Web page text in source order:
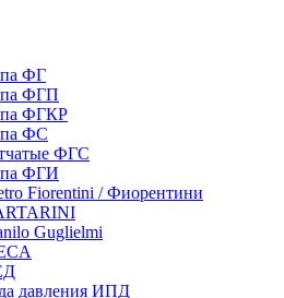
ФГ
ФГП
ФГКР
ФС
ФГС
ФГИ
Fiorentini / Фиорентини
Guglielmi
давления ИПД